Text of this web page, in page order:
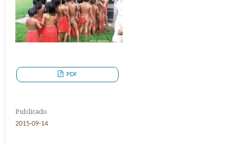
PDF
Publicado
2015-09-14